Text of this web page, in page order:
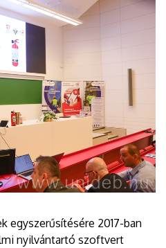
egyszerűsítésére 2017-ban
nyilvántartó szoftvert